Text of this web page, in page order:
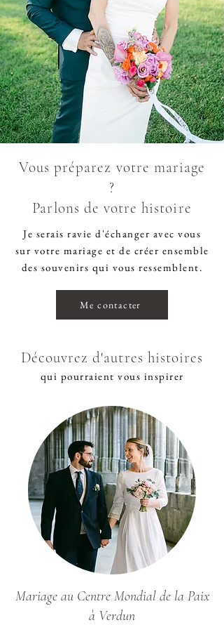
Vous préparez votre mariage
?
Parlons de votre histoire
Je serais ravie d'échanger avec vous
sur votre mariage et de créer ensemble
des souvenirs qui vous ressemblent.
Me contacter
Découvrez d'autres histoires
qui pourraient vous inspirer
Mariage au Centre Mondial de la Paix
à Verdun